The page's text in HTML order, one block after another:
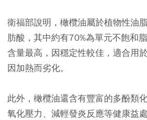
衛福部說明，橄欖油屬於植物性油
肪酸，其中約有70%為單元不飽和
含量最高，因穩定性較佳，適合用
因加熱而劣化。
此外，橄欖油還含有豐富的多酚類
氧化壓力、減輕發炎反應等健康益